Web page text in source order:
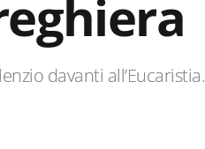
davanti all’Eucaristia.